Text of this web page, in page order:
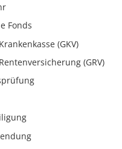
Fonds
(GKV)
(GRV)